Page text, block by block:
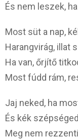
És nem leszek,
Most süt a nap,
Harangvirág, illat
Ha van, őrjítő
Most fúdd rám,
Jaj neked, ha
És kék
Meg nem